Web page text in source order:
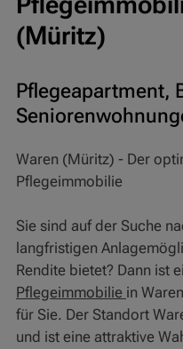
(Müritz)
Pflegeapartment,
Waren (Müritz) - Der
Pflegeimmobilie
Sie sind auf der Suche
langfristigen
Rendite bietet? Dann ist
Pflegeimmobilie in
für Sie. Der Standort
und ist eine attraktive